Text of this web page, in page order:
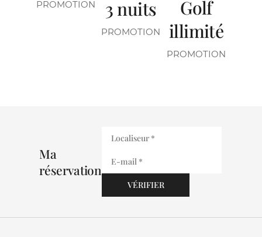
PROMOTION 3 nuits
PROMOTION
Golf
illimité
PROMOTION
Ma
réservation